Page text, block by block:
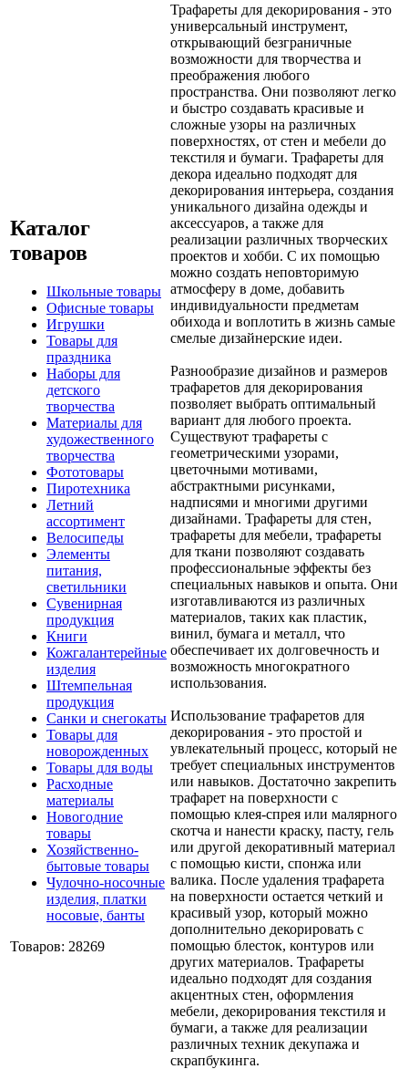
Каталог
товаров
Школьные товары
Офисные товары
Игрушки
Товары для
праздника
Наборы для
детского
творчества
Материалы для
художественного
творчества
Фототовары
Пиротехника
Летний
ассортимент
Велосипеды
Элементы
питания,
светильники
Сувенирная
продукция
Книги
Кожгалантерейные
изделия
Штемпельная
продукция
Санки и снегокаты
Товары для
новорожденных
Товары для воды
Расходные
материалы
Новогодние
товары
Хозяйственно-
бытовые товары
Чулочно-носочные
изделия, платки
носовые, банты
Товаров: 28269
Трафареты для декорирования - это
универсальный инструмент,
открывающий безграничные
возможности для творчества и
преображения любого
пространства. Они позволяют легко
и быстро создавать красивые и
сложные узоры на различных
поверхностях, от стен и мебели до
текстиля и бумаги. Трафареты для
декора идеально подходят для
декорирования интерьера, создания
уникального дизайна одежды и
аксессуаров, а также для
реализации различных творческих
проектов и хобби. С их помощью
можно создать неповторимую
атмосферу в доме, добавить
индивидуальности предметам
обихода и воплотить в жизнь самые
смелые дизайнерские идеи.
Разнообразие дизайнов и размеров
трафаретов для декорирования
позволяет выбрать оптимальный
вариант для любого проекта.
Существуют трафареты с
геометрическими узорами,
цветочными мотивами,
абстрактными рисунками,
надписями и многими другими
дизайнами. Трафареты для стен,
трафареты для мебели, трафареты
для ткани позволяют создавать
профессиональные эффекты без
специальных навыков и опыта. Они
изготавливаются из различных
материалов, таких как пластик,
винил, бумага и металл, что
обеспечивает их долговечность и
возможность многократного
использования.
Использование трафаретов для
декорирования - это простой и
увлекательный процесс, который не
требует специальных инструментов
или навыков. Достаточно закрепить
трафарет на поверхности с
помощью клея-спрея или малярного
скотча и нанести краску, пасту, гель
или другой декоративный материал
с помощью кисти, спонжа или
валика. После удаления трафарета
на поверхности остается четкий и
красивый узор, который можно
дополнительно декорировать с
помощью блесток, контуров или
других материалов. Трафареты
идеально подходят для создания
акцентных стен, оформления
мебели, декорирования текстиля и
бумаги, а также для реализации
различных техник декупажа и
скрапбукинга.